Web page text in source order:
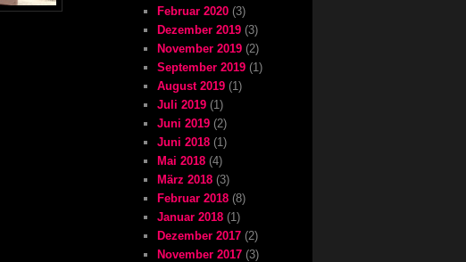
Februar 2020 (3)
Dezember 2019 (3)
November 2019 (2)
September 2019 (1)
August 2019 (1)
Juli 2019 (1)
Juni 2019 (2)
Juni 2018 (1)
Mai 2018 (4)
März 2018 (3)
Februar 2018 (8)
Januar 2018 (1)
Dezember 2017 (2)
November 2017 (3)